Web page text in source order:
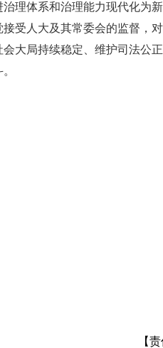
理体系和治理能力现代化为
受人大及其常委会的监督，
大局持续稳定、维护司法公正
【